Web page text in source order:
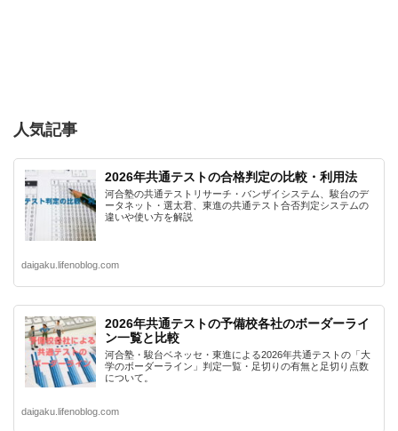
人気記事
2026年共通テストの合格判定の比較・利用法
河合塾の共通テストリサーチ・バンザイシステム、駿台のデ
ータネット・選太君、東進の共通テスト合否判定システムの
違いや使い方を解説
daigaku.lifenoblog.com
2026年共通テストの予備校各社のボーダーライ
ン一覧と比較
河合塾・駿台ベネッセ・東進による2026年共通テストの「大
学のボーダーライン」判定一覧・足切りの有無と足切り点数
について。
daigaku.lifenoblog.com